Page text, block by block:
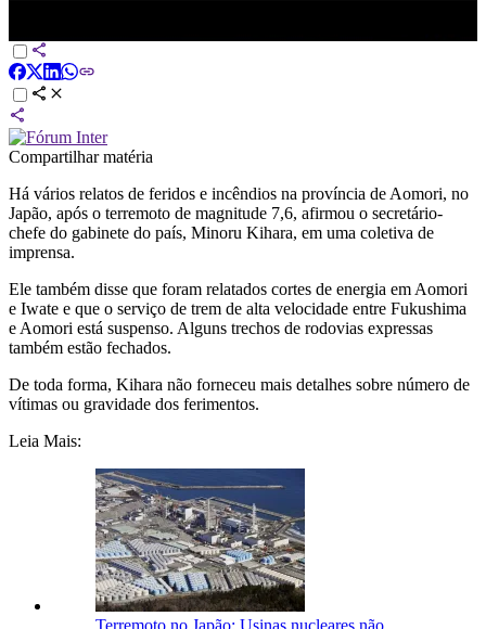
Compartilhar matéria
Há vários relatos de feridos e incêndios na província de Aomori, no
Japão, após o terremoto de magnitude 7,6, afirmou o secretário-
chefe do gabinete do país, Minoru Kihara, em uma coletiva de
imprensa.
Ele também disse que foram relatados cortes de energia em Aomori
e Iwate e que o serviço de trem de alta velocidade entre Fukushima
e Aomori está suspenso. Alguns trechos de rodovias expressas
também estão fechados.
De toda forma, Kihara não forneceu mais detalhes sobre número de
vítimas ou gravidade dos ferimentos.
Leia Mais:
Terremoto no Japão: Usinas nucleares não